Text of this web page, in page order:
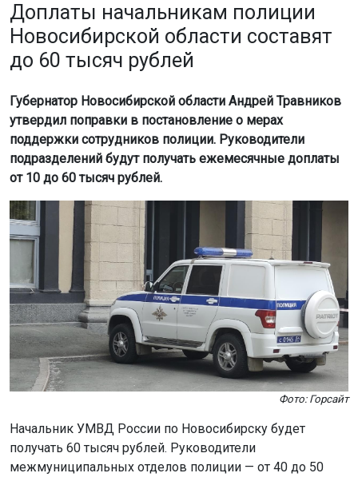
Доплаты начальникам полиции
Новосибирской области составят
до 60 тысяч рублей
Губернатор Новосибирской области Андрей Травников
утвердил поправки в постановление о мерах
поддержки сотрудников полиции. Руководители
подразделений будут получать ежемесячные доплаты
от 10 до 60 тысяч рублей.
Фото: Горсайт
Начальник УМВД России по Новосибирску будет
получать 60 тысяч рублей. Руководители
межмуниципальных отделов полиции — от 40 до 50